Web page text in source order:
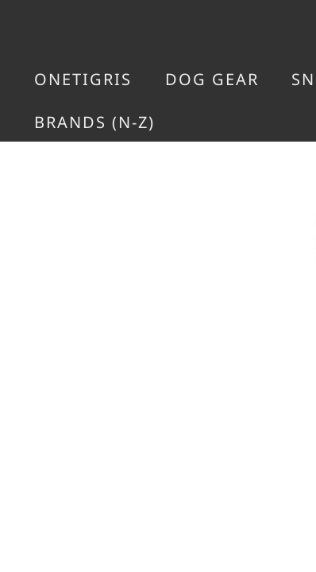
ONETIGRIS DOG GEAR
BRANDS (N-Z)